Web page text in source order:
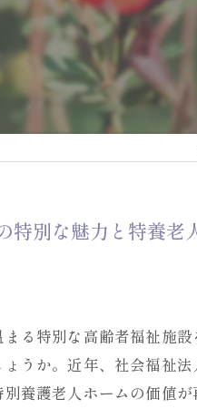
特別な魅力と特養
る特別な高齢者福祉施
うか。近年、社会福祉
養護老人ホームの価値